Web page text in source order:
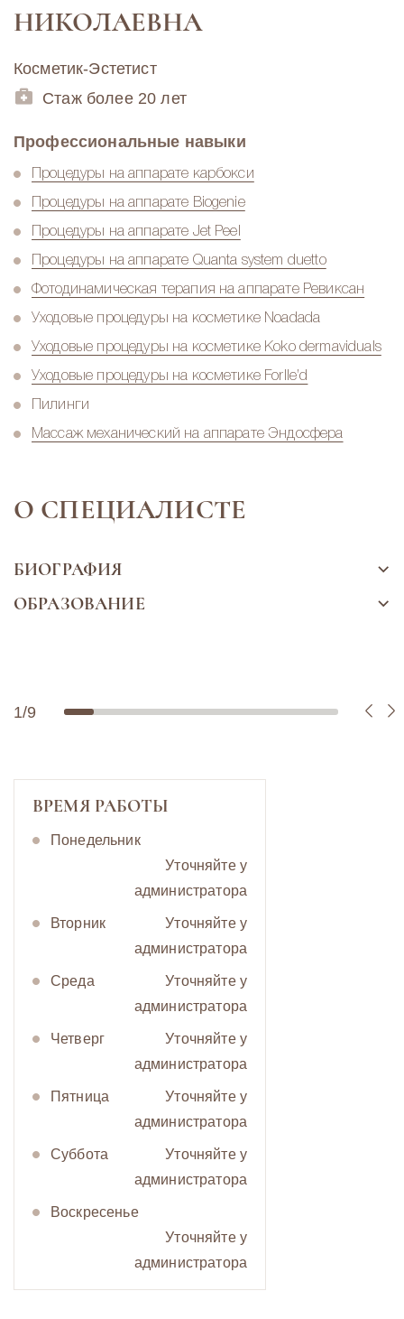
НИКОЛАЕВНА
Косметик-Эстетист
Стаж более 20 лет
Профессиональные навыки
Процедуры на аппарате карбокси
Процедуры на аппарате Biogenie
Процедуры на аппарате Jet Peel
Процедуры на аппарате Quanta system duetto
Фотодинамическая терапия на аппарате Ревиксан
Уходовые процедуры на косметике Noadada
Уходовые процедуры на косметике Koko dermaviduals
Уходовые процедуры на косметике Forlle’d
Пилинги
Массаж механический на аппарате Эндосфера
О СПЕЦИАЛИСТЕ
ВРЕМЯ РАБОТЫ
Понедельник
Уточняйте у
администратора
Вторник
Уточняйте у
администратора
Cреда
Уточняйте у
администратора
Четверг
Уточняйте у
администратора
Пятница
Уточняйте у
администратора
Суббота
Уточняйте у
администратора
Воскресенье
Уточняйте у
администратора
БИОГРАФИЯ
ОБРАЗОВАНИЕ
1/9